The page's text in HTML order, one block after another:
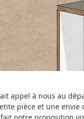
appel à nous au
pièce et une